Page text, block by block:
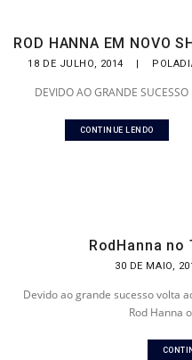
ROD HANNA EM NOVO
18 DE JULHO, 2014 |
DEVIDO AO GRANDE SUCESSO
CONTINUE LENDO
RodHanna no
30 DE MAIO,
Devido ao grande sucesso volta
Rod Hanna